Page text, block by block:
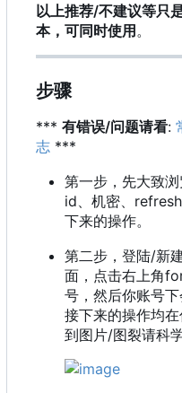
以上推荐/不建议等只
本，可同时使用。
步骤
*** 有错误/问题请看:
志 ***
第一步，先大致
id、机密、
下来的操作。
第二步，登陆/新
面，点击右上角
号，然后你账号
接下来的操作均
到图片/图裂请科学